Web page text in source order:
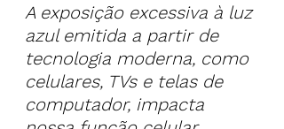
A exposição excessiva à luz
azul emitida a partir de
tecnologia moderna, como
celulares, TVs e telas de
computador, impacta